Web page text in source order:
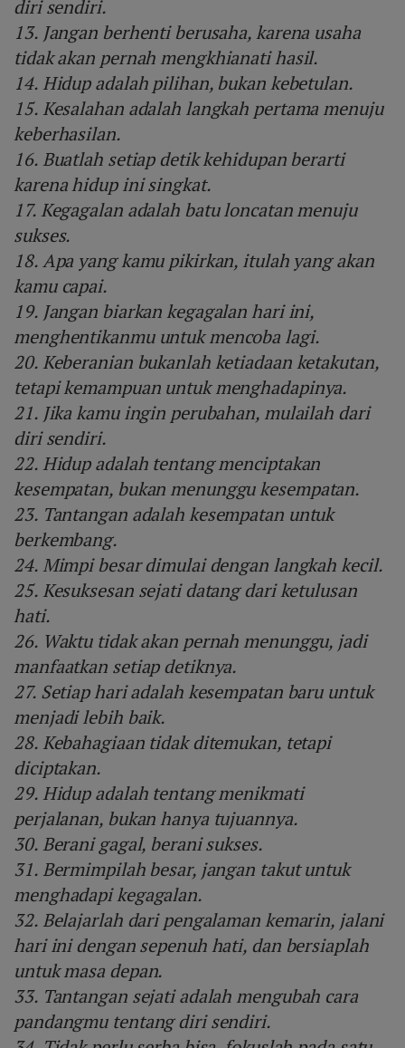
diri sendiri.
13. Jangan berhenti berusaha, karena usaha
tidak akan pernah mengkhianati hasil.
14. Hidup adalah pilihan, bukan kebetulan.
15. Kesalahan adalah langkah pertama menuju
keberhasilan.
16. Buatlah setiap detik kehidupan berarti
karena hidup ini singkat.
17. Kegagalan adalah batu loncatan menuju
sukses.
18. Apa yang kamu pikirkan, itulah yang akan
kamu capai.
19. Jangan biarkan kegagalan hari ini,
menghentikanmu untuk mencoba lagi.
20. Keberanian bukanlah ketiadaan ketakutan,
tetapi kemampuan untuk menghadapinya.
21. Jika kamu ingin perubahan, mulailah dari
diri sendiri.
22. Hidup adalah tentang menciptakan
kesempatan, bukan menunggu kesempatan.
23. Tantangan adalah kesempatan untuk
berkembang.
24. Mimpi besar dimulai dengan langkah kecil.
25. Kesuksesan sejati datang dari ketulusan
hati.
26. Waktu tidak akan pernah menunggu, jadi
manfaatkan setiap detiknya.
27. Setiap hari adalah kesempatan baru untuk
menjadi lebih baik.
28. Kebahagiaan tidak ditemukan, tetapi
diciptakan.
29. Hidup adalah tentang menikmati
perjalanan, bukan hanya tujuannya.
30. Berani gagal, berani sukses.
31. Bermimpilah besar, jangan takut untuk
menghadapi kegagalan.
32. Belajarlah dari pengalaman kemarin, jalani
hari ini dengan sepenuh hati, dan bersiaplah
untuk masa depan.
33. Tantangan sejati adalah mengubah cara
pandangmu tentang diri sendiri.